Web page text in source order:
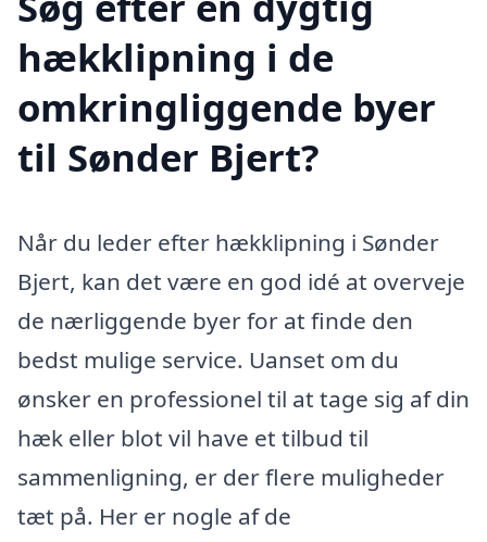
hækklipning i de
omkringliggende byer
til Sønder Bjert?
Når du leder efter hækklipning i Sønder
Bjert, kan det være en god idé at overveje
de nærliggende byer for at finde den
bedst mulige service. Uanset om du
ønsker en professionel til at tage sig af din
hæk eller blot vil have et tilbud til
sammenligning, er der flere muligheder
tæt på. Her er nogle af de